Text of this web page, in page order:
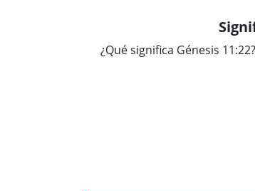
¿Qué significa Génesis